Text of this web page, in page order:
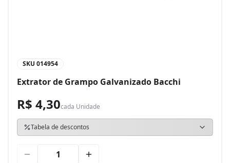
SKU 014954
Extrator de Grampo Galvanizado Bacchi
R$ 4,30cada Unidade
Tabela de descontos